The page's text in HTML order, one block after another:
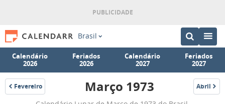
Brasil
Calendário
2026
Feriados
2026
Calendário
2027
Feriados
2027
Fevereiro
1973
Fases
Março 1973 Abril
1973